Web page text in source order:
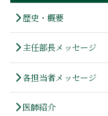
歴史・概要
主任部長メッセージ
各担当者メッセージ
医師紹介